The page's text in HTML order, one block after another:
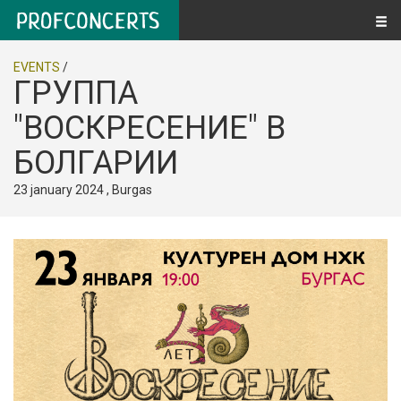
EVENTS /
ГРУППА
"ВОСКРЕСЕНИЕ" В
БОЛГАРИИ
23 january 2024 , Burgas